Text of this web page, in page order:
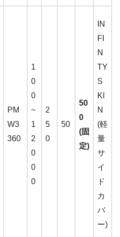
PM
W3
360
1
0
0
~
1
2
0
0
0
2
5
0
50
50
0
(固
定)
IN
FI
N
TY
S
KI
N
(軽
量
サ
イ
ド
カ
バ
ー)